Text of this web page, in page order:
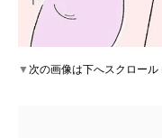
▼次の画像は下へスクロール